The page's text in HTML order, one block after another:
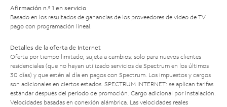
Afirmación n.º 1 en servicio
Basado en los resultados de ganancias de los proveedores de video de TV
pago con programación lineal.
Detalles de la oferta de Internet
Oferta por tiempo limitado; sujeta a cambios; solo para nuevos clientes
residenciales (que no hayan utilizado servicios de Spectrum en los últimos
30 días) y que estén al día en pagos con Spectrum. Los impuestos y cargos
son adicionales en ciertos estados. SPECTRUM INTERNET: se aplican tarifas
estándar después del período de promoción. Cargo adicional por instalación.
Velocidades basadas en conexión alámbrica. Las velocidades reales